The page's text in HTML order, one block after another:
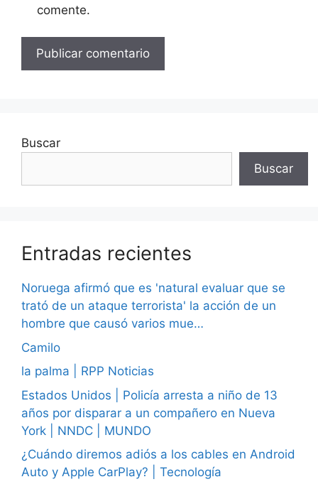
comente.
Buscar
Buscar
Entradas recientes
Noruega afirmó que es 'natural evaluar que se
trató de un ataque terrorista' la acción de un
hombre que causó varios mue…
Camilo
la palma | RPP Noticias
Estados Unidos | Policía arresta a niño de 13
años por disparar a un compañero en Nueva
York | NNDC | MUNDO
¿Cuándo diremos adiós a los cables en Android
Auto y Apple CarPlay? | Tecnología